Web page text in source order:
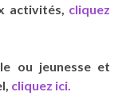
activités, cliquez
ou jeunesse et
cliquez ici.